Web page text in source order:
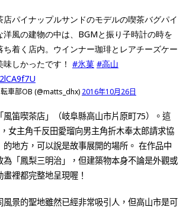
パイナップルサンドのモデルの喫茶バグパイ
洋風の建物の中は、BGMと振り子時計の時を
着く店内。ウインナー珈琲とレアチーズケー
しかったです！ #氷菓 #高山
車部OB (@matts_dhx) 2016年10月26日
風笛喫茶店」（岐阜縣高山市片原町75）。這
女主角千反田愛瑠向男主角折木奉太郎請求協
地方，可以說是故事展開的場所。 在作品中
為「鳳梨三明治」，但建築物本身不論是外觀或
裡都完整地呈現喔！
風景的聖地雖然已經非常吸引人，但高山市是可